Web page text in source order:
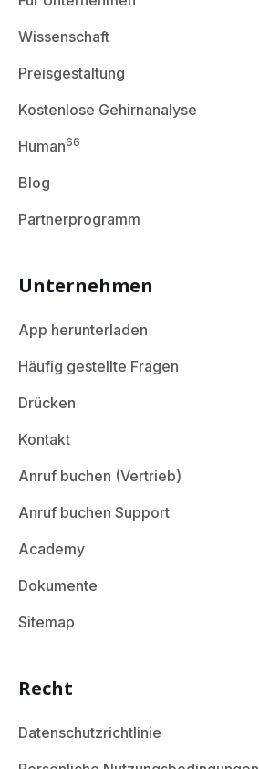
Wissenschaft
Preisgestaltung
Kostenlose Gehirnanalyse
Human66
Blog
Partnerprogramm
Unternehmen
App herunterladen
Häufig gestellte Fragen
Drücken
Kontakt
Anruf buchen (Vertrieb)
Anruf buchen Support
Academy
Dokumente
Sitemap
Recht
Datenschutzrichtlinie